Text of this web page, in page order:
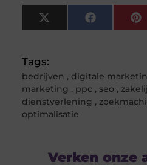
X
(Twitter)
Facebook
Tags:
bedrijven , digitale
marketing , ppc , seo ,
dienstverlening ,
optimalisatie
Verken onze